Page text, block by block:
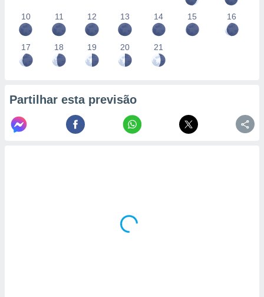
10 11 12 13 14 15 16
17 18 19 20 21
Partilhar esta previsão